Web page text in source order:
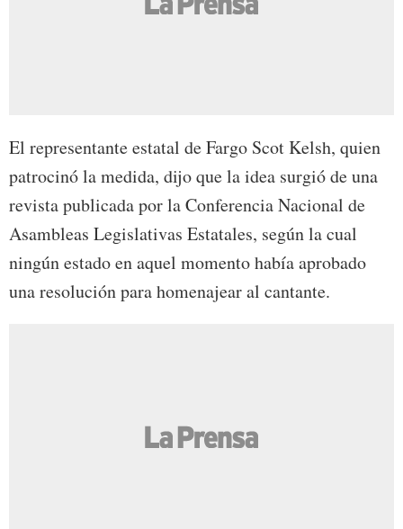
El representante estatal de Fargo Scot Kelsh, quien
patrocinó la medida, dijo que la idea surgió de una
revista publicada por la Conferencia Nacional de
Asambleas Legislativas Estatales, según la cual
ningún estado en aquel momento había aprobado
una resolución para homenajear al cantante.